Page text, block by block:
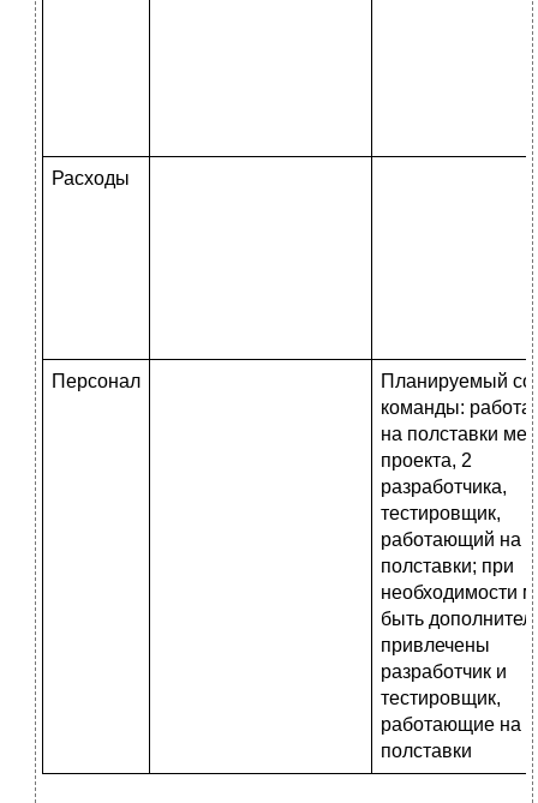
Расходы
Персонал
Планируемый
команды:
на полставки
проекта, 2
разработчика,
тестировщик,
работающий на
полставки; при
необходимости
быть
привлечены
разработчик и
тестировщик,
работающие на
полставки